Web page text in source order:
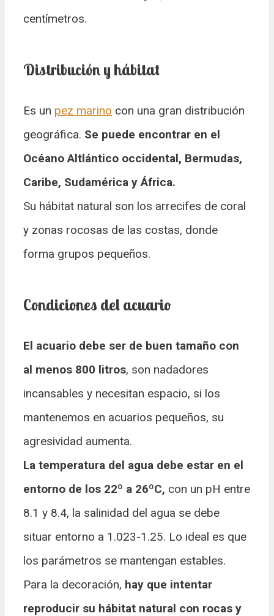
centímetros.
Distribución y hábitat
Es un pez marino con una gran distribución
geográfica. Se puede encontrar en el
Océano Altlántico occidental, Bermudas,
Caribe, Sudamérica y África.
Su hábitat natural son los arrecifes de coral
y zonas rocosas de las costas, donde
forma grupos pequeños.
Condiciones del acuario
El acuario debe ser de buen tamaño con
al menos 800 litros, son nadadores
incansables y necesitan espacio, si los
mantenemos en acuarios pequeños, su
agresividad aumenta.
La temperatura del agua debe estar en el
entorno de los 22º a 26ºC, con un pH entre
8.1 y 8.4, la salinidad del agua se debe
situar entorno a 1.023-1.25. Lo ideal es que
los parámetros se mantengan estables.
Para la decoración, hay que intentar
reproducir su hábitat natural con rocas y